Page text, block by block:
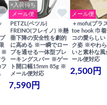
※
×入荷待ち
メール便
PETZL(ペツル)
FREINO(フレイノ) ※懸
垂下降の安全性を劇的
に高める ※一瞬でロー
プを通せる一体型ブレ
ーキングスパー ※ゲー
ト開口幅15mm 85g ※
メール便対応
7,590円
メール便
＋mofu(プラ
toe hook 巾
コの愛らしい
ク姿 ※やわ
いと素朴な
ール便対応
2,500円